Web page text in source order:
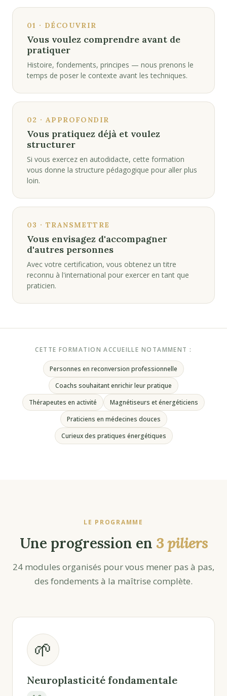
01 · DÉCOUVRIR
Vous voulez comprendre avant de
pratiquer
Histoire, fondements, principes — nous prenons le
temps de poser le contexte avant les techniques.
02 · APPROFONDIR
Vous pratiquez déjà et voulez
structurer
Si vous exercez en autodidacte, cette formation
vous donne la structure pédagogique pour aller plus
loin.
03 · TRANSMETTRE
Vous envisagez d'accompagner
d'autres personnes
Avec votre certification, vous obtenez un titre
reconnu à l'international pour exercer en tant que
praticien.
CETTE FORMATION ACCUEILLE NOTAMMENT :
Personnes en reconversion professionnelle
Coachs souhaitant enrichir leur pratique
Thérapeutes en activité
Magnétiseurs et énergéticiens
Praticiens en médecines douces
Curieux des pratiques énergétiques
LE PROGRAMME
Une progression en 3 piliers
24 modules organisés pour vous mener pas à pas,
des fondements à la maîtrise complète.
🌱
Neuroplasticité fondamentale